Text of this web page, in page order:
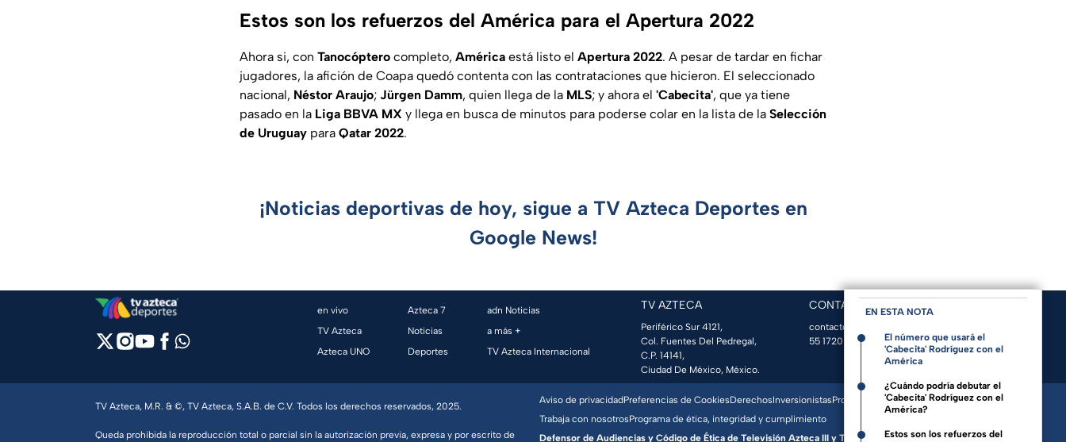
EN ESTA NOTA
El número que usará el
'Cabecita' Rodríguez con el
América
¿Cuándo podría debutar el
'Cabecita' Rodríguez con el
América?
Estos son los refuerzos del
Estos son los refuerzos del América para el Apertura 2022
Ahora si, con Tanocóptero completo, América está listo el Apertura 2022. A pesar de tardar en fichar
jugadores, la afición de Coapa quedó contenta con las contrataciones que hicieron. El seleccionado
nacional, Néstor Araujo; Jürgen Damm, quien llega de la MLS; y ahora el 'Cabecita', que ya tiene
pasado en la Liga BBVA MX y llega en busca de minutos para poderse colar en la lista de la Selección
de Uruguay para Qatar 2022.
¡Noticias deportivas de hoy, sigue a TV Azteca Deportes en
Google News!
en vivo
TV Azteca
Azteca UNO
Azteca 7
Noticias
Deportes
adn Noticias
a más +
TV Azteca Internacional
TV AZTECA
Periférico Sur 4121,
Col. Fuentes Del Pedregal,
C.P. 14141,
Ciudad De México, México.
CONTACTO
contacto@tvazteca.com
55 1720 1313| Conmutador
TV Azteca, M.R. & ©, TV Azteca, S.A.B. de C.V. Todos los derechos reservados, 2025.
Queda prohibida la reproducción total o parcial sin la autorización previa, expresa y por escrito de
Aviso de privacidadPreferencias de CookiesDerechosInversionistasPromo Espacio
Trabaja con nosotrosPrograma de ética, integridad y cumplimiento
Defensor de Audiencias y Código de Ética de Televisión Azteca III y Televisora del Valle de